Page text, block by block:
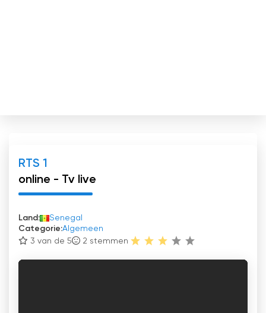
RTS 1
online - Tv live
Land:
Senegal
Categorie:Algemeen
3 van de 5
2 stemmen